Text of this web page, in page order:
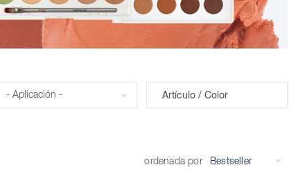
Aplicación Artículo / Color
ordenada por